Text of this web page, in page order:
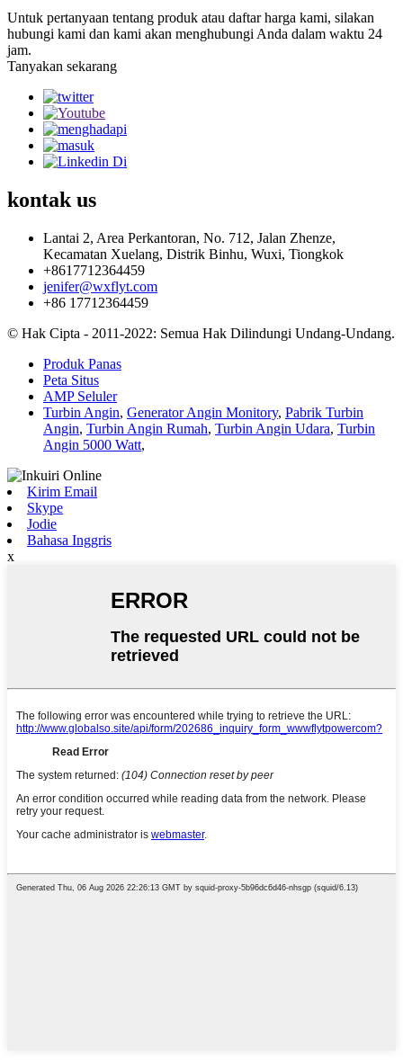
Untuk pertanyaan tentang produk atau daftar harga kami, silakan
hubungi kami dan kami akan menghubungi Anda dalam waktu 24
jam.
Tanyakan sekarang
kontakus
Lantai 2, Area Perkantoran, No. 712, Jalan Zhenze,
Kecamatan Xuelang, Distrik Binhu, Wuxi, Tiongkok
+8617712364459
jenifer@wxflyt.com
+86 17712364459
© Hak Cipta - 2011-2022: Semua Hak Dilindungi Undang-Undang.
Produk Panas
Peta Situs
AMP Seluler
Turbin Angin, Generator Angin Monitory, Pabrik Turbin
Angin, Turbin Angin Rumah, Turbin Angin Udara, Turbin
Angin 5000 Watt,
Kirim Email
Skype
Jodie
Bahasa Inggris
x